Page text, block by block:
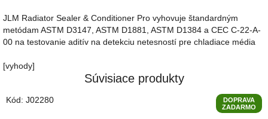
JLM Radiator Sealer & Conditioner Pro vyhovuje štandardným
metódam ASTM D3147, ASTM D1881, ASTM D1384 a CEC C-22-A-
00 na testovanie aditív na detekciu netesností pre chladiace média
[vyhody]
Súvisiace produkty
DOPRAVA
ZADARMO
Kód: J02280